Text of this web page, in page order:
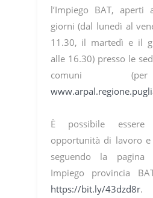
l’Impiego BAT,
giorni (dal lunedì al
11.30, il martedì e il
alle 16.30) presso le
comuni
Ѐ possibile essere
opportunità di lavoro
seguendo la pagina
Impiego provincia
https://bit.ly/43dzd8r.